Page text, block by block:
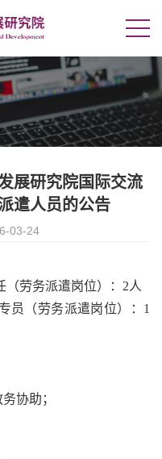
展研究院国际交流
遣人员的公告
03-24
（劳务派遣岗位）：2人
员
（劳务派遣岗位）：1
协助；